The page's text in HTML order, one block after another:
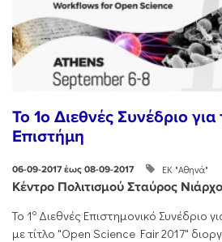
Το 1ο Διεθνές Συνέδριο
Επιστήμη
06-09-2017 έως 08-09-2017 ΕΚ "Αθηνά"
Κέντρο Πολιτισμού Σταύρος
Το 1ο Διεθνές Επιστημονικό Συνέδριο
με τίτλο "Open Science Fair 2017"